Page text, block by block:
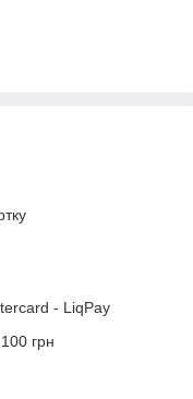
- LiqPay
грн